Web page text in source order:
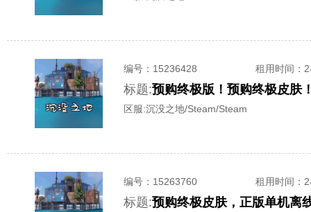
编号： 15236428 租用时间 ：
标题:预购终极版！预购终极皮
区服:沉没之地/Steam/Steam
编号： 15263760 租用时间 ：
标题:预购终极皮肤，正版单机离